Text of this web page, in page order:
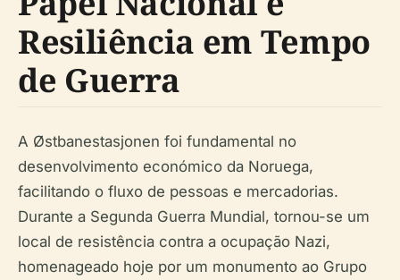
Resiliência em Tempo
de Guerra
A Østbanestasjonen foi fundamental no
desenvolvimento económico da Noruega,
facilitando o fluxo de pessoas e mercadorias.
Durante a Segunda Guerra Mundial, tornou-se um
local de resistência contra a ocupação Nazi,
homenageado hoje por um monumento ao Grupo